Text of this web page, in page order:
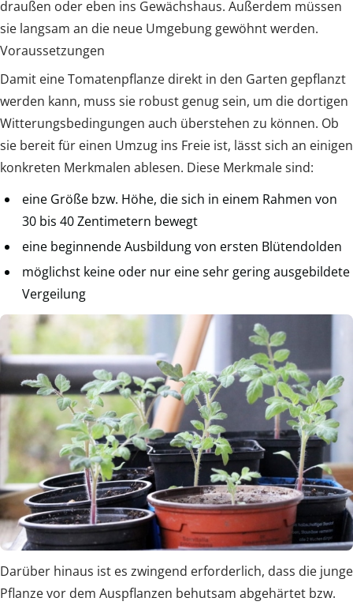
draußen oder eben ins Gewächshaus. Außerdem müssen
sie langsam an die neue Umgebung gewöhnt werden.
Voraussetzungen
Damit eine Tomatenpflanze direkt in den Garten gepflanzt
werden kann, muss sie robust genug sein, um die dortigen
Witterungsbedingungen auch überstehen zu können. Ob
sie bereit für einen Umzug ins Freie ist, lässt sich an einigen
konkreten Merkmalen ablesen. Diese Merkmale sind:
eine Größe bzw. Höhe, die sich in einem Rahmen von
30 bis 40 Zentimetern bewegt
eine beginnende Ausbildung von ersten Blütendolden
möglichst keine oder nur eine sehr gering ausgebildete
Vergeilung
Darüber hinaus ist es zwingend erforderlich, dass die junge
Pflanze vor dem Auspflanzen behutsam abgehärtet bzw.